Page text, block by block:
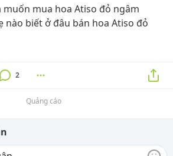
muốn mua hoa Atiso đỏ ngâm
nào biết ở đâu bán hoa Atiso đỏ
2
Quảng cáo